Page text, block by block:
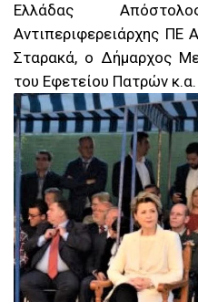
Ελλάδας
Αντιπεριφερειάρχης ΠΕ
Σταρακά, ο Δήμαρχος
του Εφετείου Πατρών κ.α.